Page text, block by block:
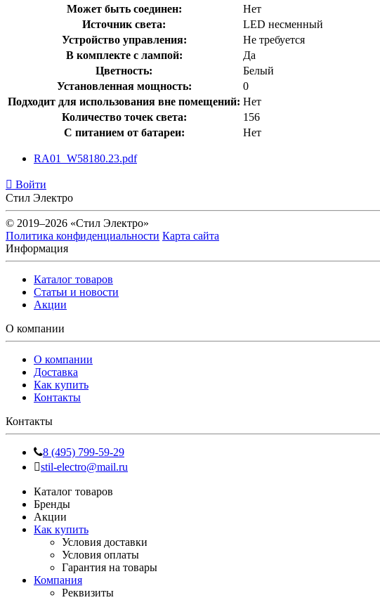
Может быть соединен:
Нет
Источник света:
LED несменный
Устройство управления:
Не требуется
В комплекте с лампой:
Да
Цветность:
Белый
Установленная мощность:
0
Подходит для использования вне помещений: Нет
Количество точек света:
156
С питанием от батареи:
Нет
RA01_W58180.23.pdf
Войти
Стил Электро
© 2019–2026 «Стил Электро»
Политика конфиденциальности Карта сайта
Информация
Каталог товаров
Статьи и новости
Акции
О компании
О компании
Доставка
Как купить
Контакты
Контакты
8 (495) 799-59-29
stil-electro@mail.ru
Каталог товаров
Бренды
Акции
Как купить
Условия доставки
Условия оплаты
Гарантия на товары
Компания
Реквизиты